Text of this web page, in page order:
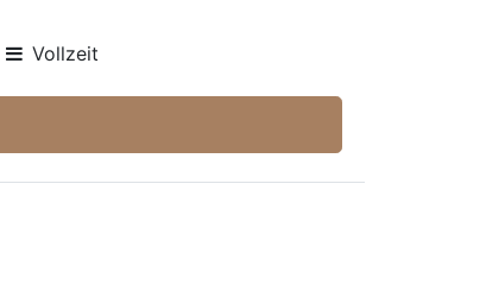
Vollzeit